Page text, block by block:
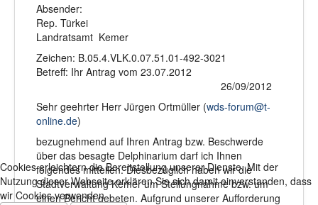
Absender:
Rep. Türkei
Landratsamt Kemer
Zeichen: B.05.4.VLK.0.07.51.01-492-3021
Betreff: Ihr Antrag vom 23.07.2012
26/09/2012
Sehr geehrter Herr Jürgen Ortmüller (wds-forum@t-
online.de)
bezugnehmend auf Ihren Antrag bzw. Beschwerde
über das besagte Delphinarium darf ich Ihnen
folgendes mitteilen. Diesbezüglich haben wir die
Stadtverwaltung Kemer um Stellungnahme bzw. um
einen Bericht gebeten. Aufgrund unserer Aufforderung
Cookies erleichtern die Bereitstellung unserer Dienste. Mit der
Nutzung dieser Webseite erklären Sie sich damit einverstanden, dass
wir Cookies verwenden